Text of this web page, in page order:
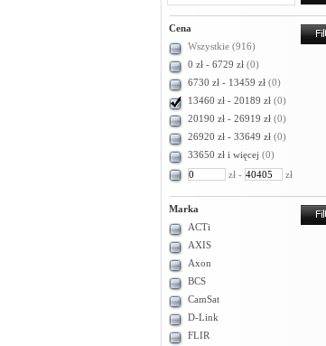
Cena
Wszystkie (916)
0 zł - 6729 zł (0)
6730 zł - 13459 zł (0)
13460 zł - 20189 zł (0)
20190 zł - 26919 zł (0)
26920 zł - 33649 zł (0)
33650 zł i więcej (0)
zł -
zł
Marka
ACTi
AXIS
Axon
BCS
CamSat
D-Link
FLIR